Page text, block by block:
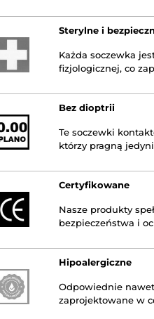
Sterylne i
Każda soczewka
fizjologicznej, co
Bez dioptrii
Te soczewki
którzy pragną
Certyfikowane
Nasze produkty
bezpieczeństwa i
Hipoalergiczne
Odpowiednie
zaprojektowane w